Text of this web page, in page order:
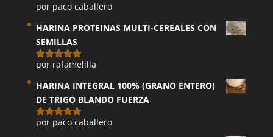
Valorado
por paco caballero
HARINA PROTEINAS MULTI-CEREALES CON
SEMILLAS
Valorado
por rafamelilla
HARINA INTEGRAL 100% (GRANO ENTERO)
DE TRIGO BLANDO FUERZA
Valorado
por paco caballero